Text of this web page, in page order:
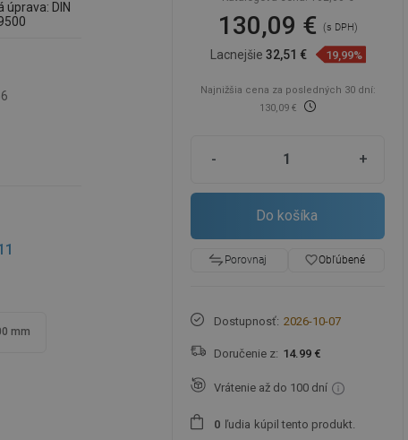
úprava: DIN
mm
130,09 € (s DPH)
Lacnejšie32,51 € 19,99%
Najnižšia cena za posledných 30 dní:
130,09 €
- +
Do košíka
Porovnaj favorite_borderObľúbené
Dostupnosť: 2026-10-07
Doručenie z: 14.99 €
Vrátenie až do 100 dní
0 ľudia kúpil tento produkt.